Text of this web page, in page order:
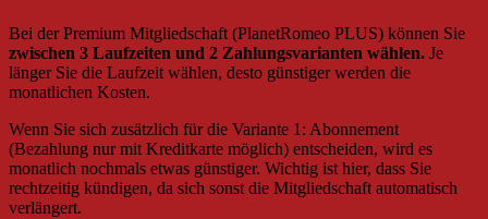
Bei der Premium Mitgliedschaft (PlanetRomeo PLUS) können Sie
zwischen 3 Laufzeiten und 2 Zahlungsvarianten wählen. Je
länger Sie die Laufzeit wählen, desto günstiger werden die
monatlichen Kosten.
Wenn Sie sich zusätzlich für die Variante 1: Abonnement
(Bezahlung nur mit Kreditkarte möglich) entscheiden, wird es
monatlich nochmals etwas günstiger. Wichtig ist hier, dass Sie
rechtzeitig kündigen, da sich sonst die Mitgliedschaft automatisch
verlängert.